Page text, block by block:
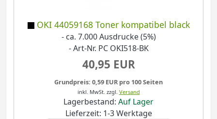
OKI 44059168 Toner kompatibel black
- ca. 7.000 Ausdrucke (5%)
- Art-Nr. PC OKI518-BK
40,95 EUR
Grundpreis: 0,59 EUR pro 100 Seiten
inkl. MwSt. zzgl. Versand
Lagerbestand: Auf Lager
Lieferzeit: 1-3 Werktage